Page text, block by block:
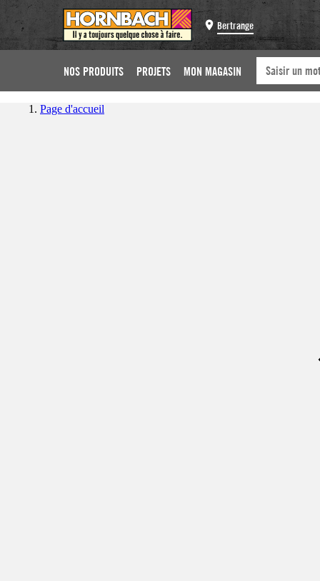
Bertrange
NOS PRODUITS PROJETS MON MAGASIN
Page d'accueil